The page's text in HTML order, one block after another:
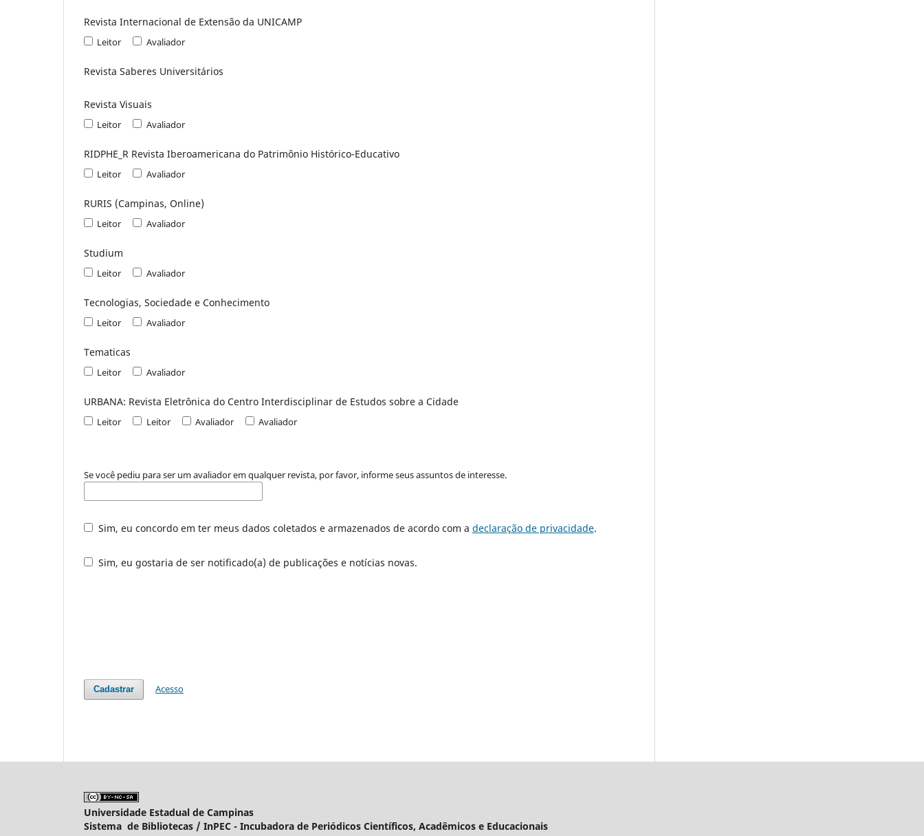
Revista Internacional de Extensão da UNICAMP
Leitor Avaliador
Revista Saberes Universitários
Revista Visuais
Leitor Avaliador
RIDPHE_R Revista Iberoamericana do Patrimônio Histórico-Educativo
Leitor Avaliador
RURIS (Campinas, Online)
Leitor Avaliador
Studium
Leitor Avaliador
Tecnologias, Sociedade e Conhecimento
Leitor Avaliador
Tematicas
Leitor Avaliador
URBANA: Revista Eletrônica do Centro Interdisciplinar de Estudos sobre a Cidade
Leitor Leitor Avaliador Avaliador
Se você pediu para ser um avaliador em qualquer revista, por favor, informe seus assuntos de interesse.
Sim, eu concordo em ter meus dados coletados e armazenados de acordo com a declaração de privacidade.
Sim, eu gostaria de ser notificado(a) de publicações e notícias novas.
Cadastrar Acesso
Universidade Estadual de Campinas
Sistema de Bibliotecas / InPEC - Incubadora de Periódicos Científicos, Acadêmicos e Educacionais